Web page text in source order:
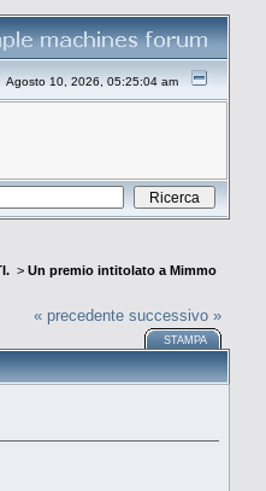
Agosto 10, 2026, 05:25:04 am
> Un premio intitolato a Mimmo
« precedente successivo »
STAMPA